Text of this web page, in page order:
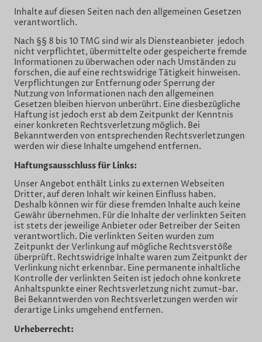
Inhalte auf diesen Seiten nach den allgemeinen Gesetzen
verantwortlich.
Nach §§ 8 bis 10 TMG sind wir als Diensteanbieter jedoch
nicht verpflichtet, übermittelte oder gespeicherte fremde
Informationen zu überwachen oder nach Umständen zu
forschen, die auf eine rechtswidrige Tätigkeit hinweisen.
Verpflichtungen zur Entfernung oder Sperrung der
Nutzung von Informationen nach den allgemeinen
Gesetzen bleiben hiervon unberührt. Eine diesbezügliche
Haftung ist jedoch erst ab dem Zeitpunkt der Kenntnis
einer konkreten Rechtsverletzung möglich. Bei
Bekanntwerden von entsprechenden Rechtsverletzungen
werden wir diese Inhalte umgehend entfernen.
Haftungsausschluss für Links:
Unser Angebot enthält Links zu externen Webseiten
Dritter, auf deren Inhalt wir keinen Einfluss haben.
Deshalb können wir für diese fremden Inhalte auch keine
Gewähr übernehmen. Für die Inhalte der verlinkten Seiten
ist stets der jeweilige Anbieter oder Betreiber der Seiten
verantwortlich. Die verlinkten Seiten wurden zum
Zeitpunkt der Verlinkung auf mögliche Rechtsverstöße
überprüft. Rechtswidrige Inhalte waren zum Zeitpunkt der
Verlinkung nicht erkennbar. Eine permanente inhaltliche
Kontrolle der verlinkten Seiten ist jedoch ohne konkrete
Anhaltspunkte einer Rechtsverletzung nicht zumut-bar.
Bei Bekanntwerden von Rechtsverletzungen werden wir
derartige Links umgehend entfernen.
Urheberrecht: